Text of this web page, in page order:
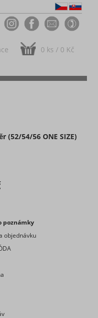
0 ks / 0 Kč
(52/54/56 ONE SIZE)
poznámky
objednávku